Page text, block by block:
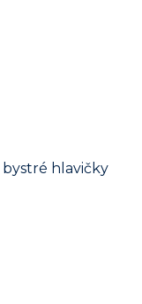
bystré hlavičky